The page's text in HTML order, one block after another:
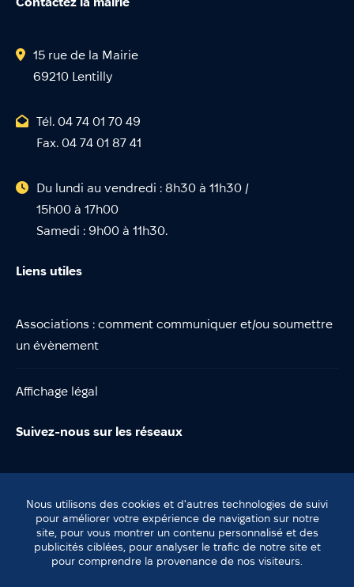
15 rue de la Mairie
69210 Lentilly
Tél. 04 74 01 70 49
Fax. 04 74 01 87 41
Du lundi au vendredi : 8h30 à 11h30 /
15h00 à 17h00
Samedi : 9h00 à 11h30.
Liens utiles
Associations : comment communiquer et/ou soumettre
un évènement
Affichage légal
Suivez-nous sur les réseaux
© Lentilly
Plan du site
Nous utilisons des cookies et d'autres technologies de suivi
pour améliorer votre expérience de navigation sur notre
site, pour vous montrer un contenu personnalisé et des
publicités ciblées, pour analyser le trafic de notre site et
pour comprendre la provenance de nos visiteurs.